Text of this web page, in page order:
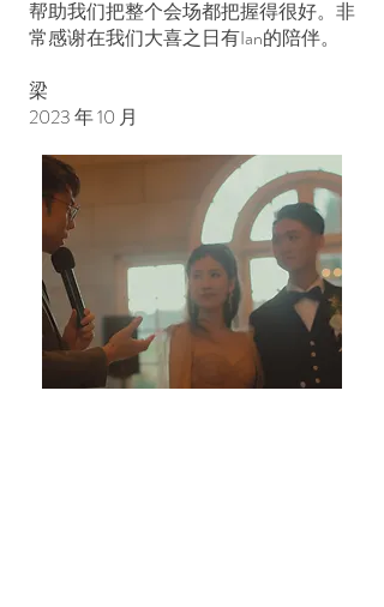
帮助我们把整个会场都把握得很好。非
常感谢在我们大喜之日有Ian的陪伴。
梁
2023 年 10 月